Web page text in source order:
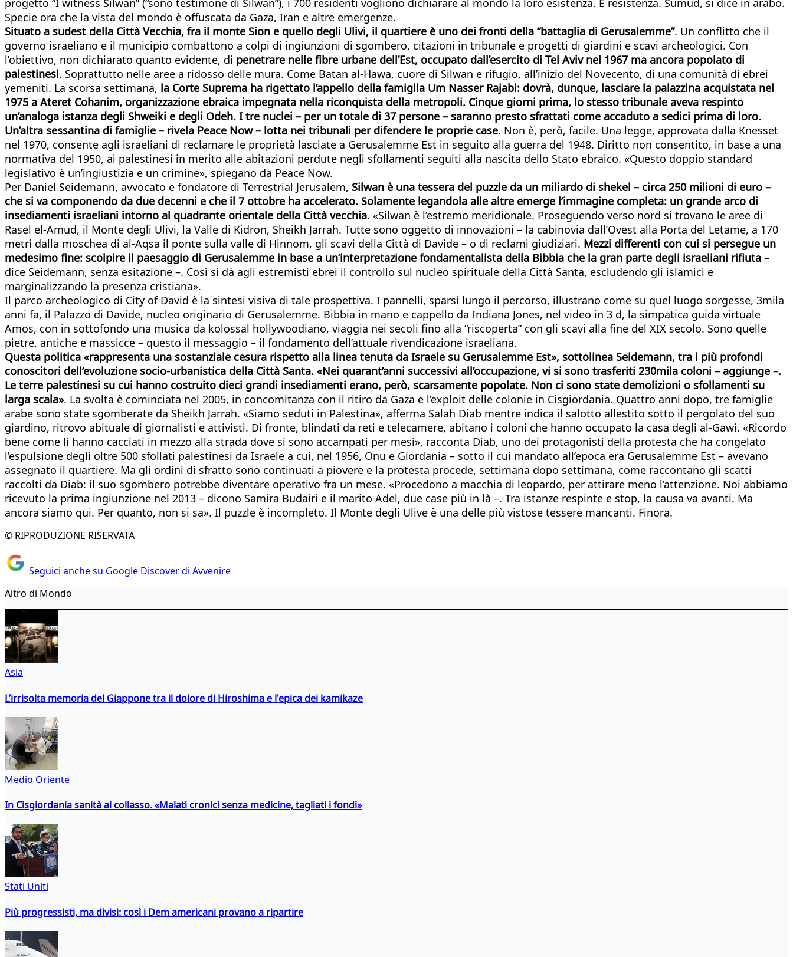
progetto “I witness Silwan” (“sono testimone di Silwan”), i 700 residenti vogliono dichiarare al mondo la loro esistenza. E resistenza. Sumud, si dice in arabo.
Specie ora che la vista del mondo è offuscata da Gaza, Iran e altre emergenze.
Situato a sudest della Città Vecchia, fra il monte Sion e quello degli Ulivi, il quartiere è uno dei fronti della “battaglia di Gerusalemme”. Un conflitto che il
governo israeliano e il municipio combattono a colpi di ingiunzioni di sgombero, citazioni in tribunale e progetti di giardini e scavi archeologici. Con
l’obiettivo, non dichiarato quanto evidente, di penetrare nelle fibre urbane dell’Est, occupato dall’esercito di Tel Aviv nel 1967 ma ancora popolato di
palestinesi. Soprattutto nelle aree a ridosso delle mura. Come Batan al-Hawa, cuore di Silwan e rifugio, all’inizio del Novecento, di una comunità di ebrei
yemeniti. La scorsa settimana, la Corte Suprema ha rigettato l’appello della famiglia Um Nasser Rajabi: dovrà, dunque, lasciare la palazzina acquistata nel
1975 a Ateret Cohanim, organizzazione ebraica impegnata nella riconquista della metropoli. Cinque giorni prima, lo stesso tribunale aveva respinto
un’analoga istanza degli Shweiki e degli Odeh. I tre nuclei – per un totale di 37 persone – saranno presto sfrattati come accaduto a sedici prima di loro.
Un’altra sessantina di famiglie – rivela Peace Now – lotta nei tribunali per difendere le proprie case. Non è, però, facile. Una legge, approvata dalla Knesset
nel 1970, consente agli israeliani di reclamare le proprietà lasciate a Gerusalemme Est in seguito alla guerra del 1948. Diritto non consentito, in base a una
normativa del 1950, ai palestinesi in merito alle abitazioni perdute negli sfollamenti seguiti alla nascita dello Stato ebraico. «Questo doppio standard
legislativo è un’ingiustizia e un crimine», spiegano da Peace Now.
Per Daniel Seidemann, avvocato e fondatore di Terrestrial Jerusalem, Silwan è una tessera del puzzle da un miliardo di shekel – circa 250 milioni di euro –
che si va componendo da due decenni e che il 7 ottobre ha accelerato. Solamente legandola alle altre emerge l’immagine completa: un grande arco di
insediamenti israeliani intorno al quadrante orientale della Città vecchia. «Silwan è l’estremo meridionale. Proseguendo verso nord si trovano le aree di
Rasel el-Amud, il Monte degli Ulivi, la Valle di Kidron, Sheikh Jarrah. Tutte sono oggetto di innovazioni – la cabinovia dall’Ovest alla Porta del Letame, a 170
metri dalla moschea di al-Aqsa il ponte sulla valle di Hinnom, gli scavi della Città di Davide – o di reclami giudiziari. Mezzi differenti con cui si persegue un
medesimo fine: scolpire il paesaggio di Gerusalemme in base a un’interpretazione fondamentalista della Bibbia che la gran parte degli israeliani rifiuta –
dice Seidemann, senza esitazione –. Così si dà agli estremisti ebrei il controllo sul nucleo spirituale della Città Santa, escludendo gli islamici e
marginalizzando la presenza cristiana».
Il parco archeologico di City of David è la sintesi visiva di tale prospettiva. I pannelli, sparsi lungo il percorso, illustrano come su quel luogo sorgesse, 3mila
anni fa, il Palazzo di Davide, nucleo originario di Gerusalemme. Bibbia in mano e cappello da Indiana Jones, nel video in 3 d, la simpatica guida virtuale
Amos, con in sottofondo una musica da kolossal hollywoodiano, viaggia nei secoli fino alla “riscoperta” con gli scavi alla fine del XIX secolo. Sono quelle
pietre, antiche e massicce – questo il messaggio – il fondamento dell’attuale rivendicazione israeliana.
Questa politica «rappresenta una sostanziale cesura rispetto alla linea tenuta da Israele su Gerusalemme Est», sottolinea Seidemann, tra i più profondi
conoscitori dell’evoluzione socio-urbanistica della Città Santa. «Nei quarant’anni successivi all’occupazione, vi si sono trasferiti 230mila coloni – aggiunge –.
Le terre palestinesi su cui hanno costruito dieci grandi insediamenti erano, però, scarsamente popolate. Non ci sono state demolizioni o sfollamenti su
larga scala». La svolta è cominciata nel 2005, in concomitanza con il ritiro da Gaza e l’exploit delle colonie in Cisgiordania. Quattro anni dopo, tre famiglie
arabe sono state sgomberate da Sheikh Jarrah. «Siamo seduti in Palestina», afferma Salah Diab mentre indica il salotto allestito sotto il pergolato del suo
giardino, ritrovo abituale di giornalisti e attivisti. Di fronte, blindati da reti e telecamere, abitano i coloni che hanno occupato la casa degli al-Gawi. «Ricordo
bene come li hanno cacciati in mezzo alla strada dove si sono accampati per mesi», racconta Diab, uno dei protagonisti della protesta che ha congelato
l’espulsione degli oltre 500 sfollati palestinesi da Israele a cui, nel 1956, Onu e Giordania – sotto il cui mandato all’epoca era Gerusalemme Est – avevano
assegnato il quartiere. Ma gli ordini di sfratto sono continuati a piovere e la protesta procede, settimana dopo settimana, come raccontano gli scatti
raccolti da Diab: il suo sgombero potrebbe diventare operativo fra un mese. «Procedono a macchia di leopardo, per attirare meno l’attenzione. Noi abbiamo
ricevuto la prima ingiunzione nel 2013 – dicono Samira Budairi e il marito Adel, due case più in là –. Tra istanze respinte e stop, la causa va avanti. Ma
ancora siamo qui. Per quanto, non si sa». Il puzzle è incompleto. Il Monte degli Ulive è una delle più vistose tessere mancanti. Finora.
© RIPRODUZIONE RISERVATA
Seguici anche su Google Discover di Avvenire
Altro di Mondo
Asia
L’irrisolta memoria del Giappone tra il dolore di Hiroshima e l'epica dei kamikaze
Medio Oriente
In Cisgiordania sanità al collasso. «Malati cronici senza medicine, tagliati i fondi»
Stati Uniti
Più progressisti, ma divisi: così i Dem americani provano a ripartire